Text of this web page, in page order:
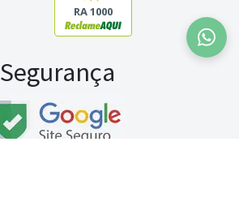
RA 1000
Segurança